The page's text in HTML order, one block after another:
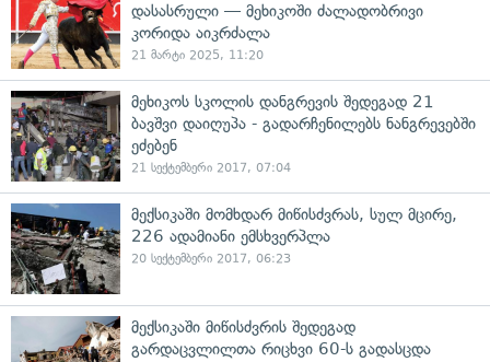
დასასრული — მეხიკოში ძალადობრივი
კორიდა აიკრძალა
21 მარტი 2025, 11:20
მეხიკოს სკოლის დანგრევის შედეგად 21
ბავშვი დაიღუპა - გადარჩენილებს ნანგრევებში
ეძებენ
21 სექტემბერი 2017, 07:04
მექსიკაში მომხდარ მიწისძვრას, სულ მცირე,
226 ადამიანი ემსხვერპლა
20 სექტემბერი 2017, 06:23
მექსიკაში მიწისძვრის შედეგად
გარდაცვლილთა რიცხვი 60-ს გადასცდა